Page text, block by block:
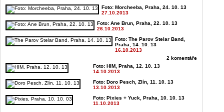
Foto: Morcheeba, Praha, 24. 10. 13
27.10.2013
Foto: Ane Brun, Praha, 22. 10. 13
26.10.2013
Foto: The Parov Stelar Band,
Praha, 14. 10. 13
16.10.2013
2 komentáře
Foto: HIM, Praha, 12. 10. 13
14.10.2013
Foto: Doro Pesch, Zlín, 11. 10. 13
13.10.2013
Foto: Pixies + Yuck, Praha, 10. 10. 13
11.10.2013